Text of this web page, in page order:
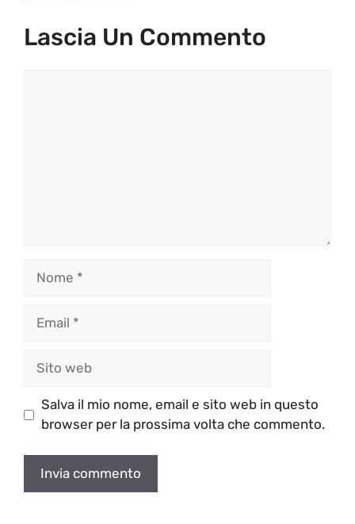
Lascia Un Commento
Salva il mio nome, email e sito web in questo
browser per la prossima volta che commento.